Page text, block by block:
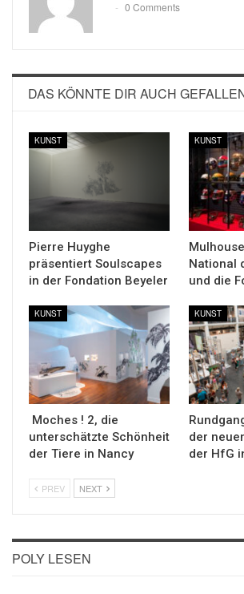
0 Comments
DAS KÖNNTE DIR AUCH
KUNST
Pierre Huyghe
präsentiert Soulscapes
in der Fondation Beyeler
KUNST
National
und die
KUNST
Moches ! 2, die
unterschätzte Schönheit
der Tiere in Nancy
KUNST
der
der HfG
PREV NEXT
POLY LESEN